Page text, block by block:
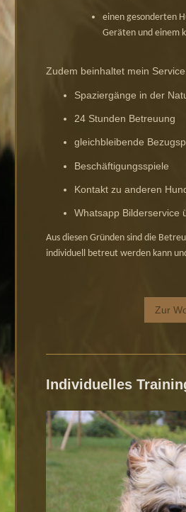
einen gesonderten
Geräten und einem
Zudem beinhaltet mein
Spaziergänge in der
24 Stunden Betreuung
gleichbleibende
Beschäftigungsspiele
Kontakt zu anderen
Whatsapp Bilderservice
Aus diesen Gründen sind die
individuell betreut werden kann
Zur
Individuelles